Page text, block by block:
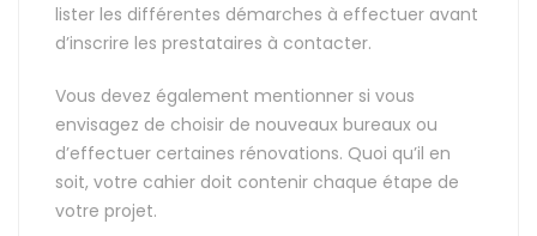
lister les différentes démarches à effectuer avant
d’inscrire les prestataires à contacter.
Vous devez également mentionner si vous
envisagez de choisir de nouveaux bureaux ou
d’effectuer certaines rénovations. Quoi qu’il en
soit, votre cahier doit contenir chaque étape de
votre projet.